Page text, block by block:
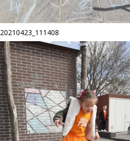
20210423_111408